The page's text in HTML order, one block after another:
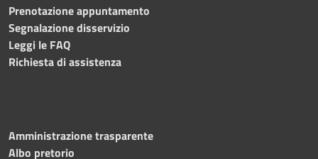
Prenotazione appuntamento
Segnalazione disservizio
Leggi le FAQ
Richiesta di assistenza
Amministrazione trasparente
Albo pretorio